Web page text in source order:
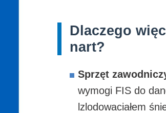
Dlaczego
nart?
Sprzęt
wymogi FIS do
lzlodowaciałem